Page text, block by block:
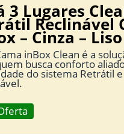
3 Lugares
Reclinável
– Cinza – Liso
inBox Clean é a
busca conforto
do sistema Retrátil e